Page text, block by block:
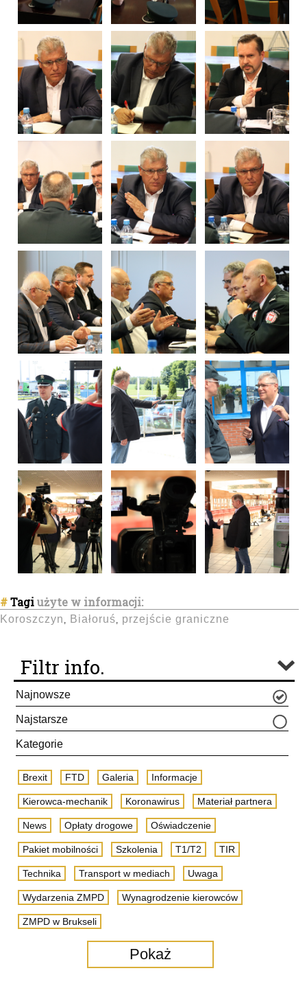
#Tagiużyte w informacji:
Koroszczyn Białoruś przejście graniczne
Filtr info.
Najnowsze
Najstarsze
Kategorie
Brexit FTD Galeria Informacje
Kierowca-mechanik Koronawirus Materiał partnera
News Opłaty drogowe Oświadczenie
Pakiet mobilności Szkolenia T1/T2 TIR
Technika Transport w mediach Uwaga
Wydarzenia ZMPD Wynagrodzenie kierowców
ZMPD w Brukseli
Pokaż